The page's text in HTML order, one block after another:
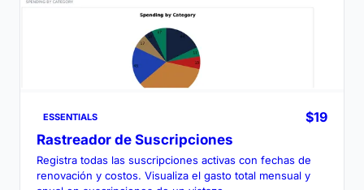
ESSENTIALS
$19
Rastreador de Suscripciones
Registra todas las suscripciones activas con fechas de
renovación y costos. Visualiza el gasto total mensual y